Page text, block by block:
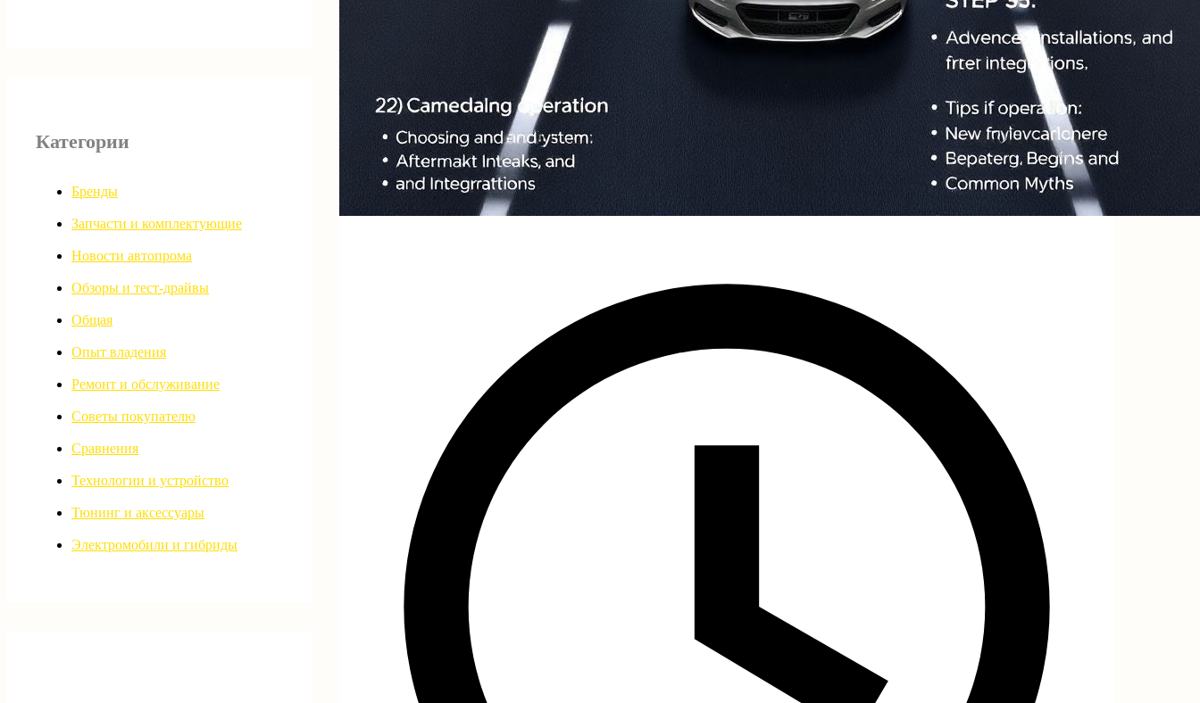
Категории
Бренды
Запчасти и комплектующие
Новости автопрома
Обзоры и тест-драйвы
Общая
Опыт владения
Ремонт и обслуживание
Советы покупателю
Сравнения
Технологии и устройство
Тюнинг и аксессуары
Электромобили и гибриды